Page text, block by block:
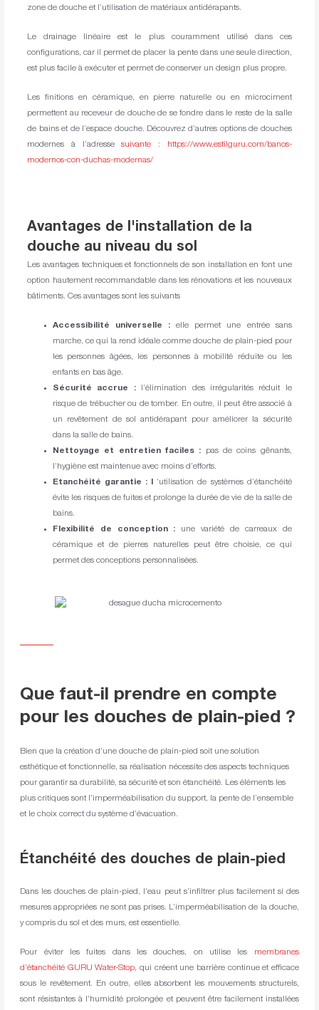
zone de douche et l’utilisation de matériaux antidérapants.
Le drainage linéaire est le plus couramment utilisé dans ces
configurations, car il permet de placer la pente dans une seule direction,
est plus facile à exécuter et permet de conserver un design plus propre.
Les finitions en céramique, en pierre naturelle ou en microciment
permettent au receveur de douche de se fondre dans le reste de la salle
de bains et de l’espace douche. Découvrez d’autres options de douches
modernes à l’adressesuivante : https://www.estilguru.com/banos-
modernos-con-duchas-modernas/
Avantages de l'installation de la
douche au niveau du sol
Les avantages techniques et fonctionnels de son installation en font une
option hautement recommandable dans les rénovations et les nouveaux
bâtiments. Ces avantages sont les suivants
Accessibilité universelle : elle permet une entrée sans
marche, ce qui la rend idéale comme douche de plain-pied pour
les personnes âgées, les personnes à mobilité réduite ou les
enfants en bas âge.
Sécurité accrue :l’élimination des irrégularités réduit le
risque de trébucher ou de tomber. En outre, il peut être associé à
un revêtement de sol antidérapant pour améliorer la sécurité
dans la salle de bains.
Nettoyage et entretien faciles : pas de coins gênants,
l’hygiène est maintenue avec moins d’efforts.
Etanchéité garantie : l
‘utilisation de systèmes d’étanchéité
évite les risques de fuites et prolonge la durée de vie de la salle de
bains.
Flexibilité de conception : une variété de carreaux de
céramique et de pierres naturelles peut être choisie, ce qui
permet des conceptions personnalisées.
Que faut-il prendre en compte
pour les douches de plain-pied ?
Bien que la création d’une douche de plain-pied soit une solution
esthétique et fonctionnelle, sa réalisation nécessite des aspects techniques
pour garantir sa durabilité, sa sécurité et son étanchéité. Les éléments les
plus critiques sont l’imperméabilisation du support, la pente de l’ensemble
et le choix correct du système d’évacuation.
Étanchéité des douches de plain-pied
Dans les douches de plain-pied, l’eau peut s’infiltrer plus facilement si des
mesures appropriées ne sont pas prises. L’imperméabilisation de la douche,
y compris du sol et des murs, est essentielle.
Pour éviter les fuites dans les douches, on utilise les
membranes
d’étanchéité GURU Water-Stop, qui créent une barrière continue et efficace
sous le revêtement. En outre, elles absorbent les mouvements structurels,
sont résistantes à l’humidité prolongée et peuvent être facilement installées